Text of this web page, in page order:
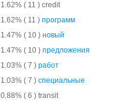
1.62% ( 11 ) credit
1.62% ( 11 ) программ
1.47% ( 10 ) новый
1.47% ( 10 ) предложения
1.03% ( 7 ) работ
1.03% ( 7 ) специальные
0.88% ( 6 ) transit